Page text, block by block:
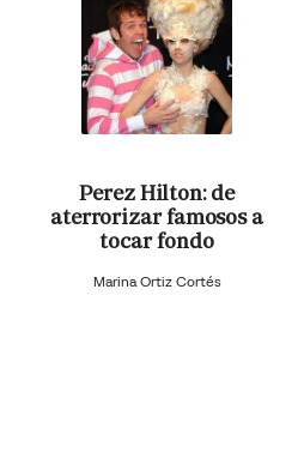
Perez Hilton: de
aterrorizar famosos a
tocar fondo
Marina Ortiz Cortés